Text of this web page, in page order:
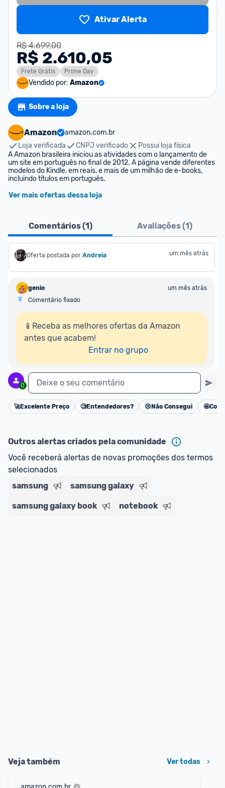
Ativar Alerta
R$ 4.699,00
R$ 2.610,05
Frete Grátis Prime Day
Vendido por: Amazon
Sobre a loja
Amazon
amazon.com.br
Loja verificada
CNPJ verificado
Possui loja física
A Amazon brasileira iniciou as atividades com o lançamento de
um site em português no final de 2012. A página vende diferentes
modelos do Kindle, em reais, e mais de um milhão de e-books,
incluindo títulos em português.
Ver mais ofertas dessa loja
Comentários (1) Avaliações (1)
Oferta postada por Andreia um mês atrás
genio
um mês atrás
Comentário fixado
📱Receba as melhores ofertas da Amazon
antes que acabem!
Entrar no grupo
0 Deixe o seu comentário
Cancelar
🚀Excelente Preço 🧐Entendedores? 😢 Não Consegui 🤩
Outros alertas criados pela comunidade
Você receberá alertas de novas promoções dos termos
selecionados
samsung
samsung galaxy
samsung galaxy book notebook
Veja também Ver todas